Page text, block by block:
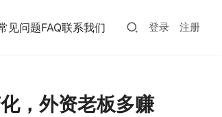
见问题FAQ联系我们 登录 注册
，外资老板多赚